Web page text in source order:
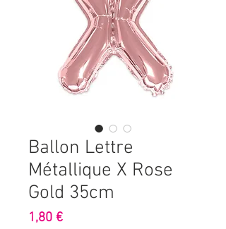
Ballon Lettre
Métallique X Rose
Gold 35cm
1,80 €Prix